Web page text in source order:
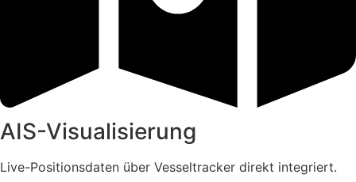
AIS-Visualisierung
Live-Positionsdaten über Vesseltracker direkt integriert.